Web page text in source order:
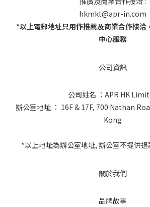
hkmkt@apr-in.com
*以上電郵地址只用作推薦及商業合作接洽
中心服務
公司資訊
公司姓名 ：APR HK
辦公室地址 ： 16F & 17F, 700 Nathan
Kong
*以上地址為辦公室地址, 辦公室不提供退
關於我們
品牌故事